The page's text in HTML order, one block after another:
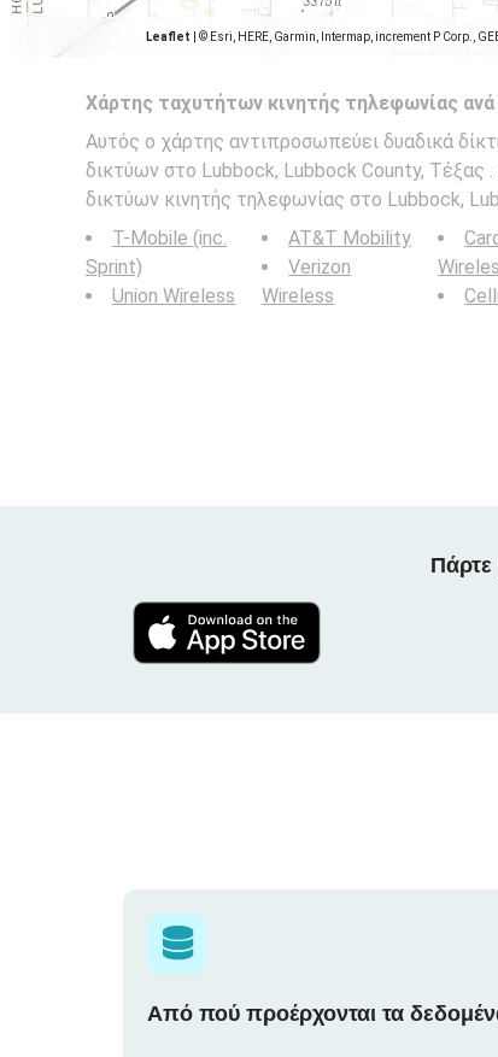
Leaflet © Esri, HERE, Garmin, Intermap, increment P Corp.,
Χάρτης ταχυτήτων κινητής τηλεφωνίας
Αυτός ο χάρτης αντιπροσωπεύει δυαδικά
δικτύων στο Lubbock, Lubbock County, Τέξας
δικτύων κινητής τηλεφωνίας στο Lubbock,
T-Mobile (inc.
Sprint)
Union Wireless
AT&T Mobility
Verizon
Wireless
Από πού προέρχονται τα